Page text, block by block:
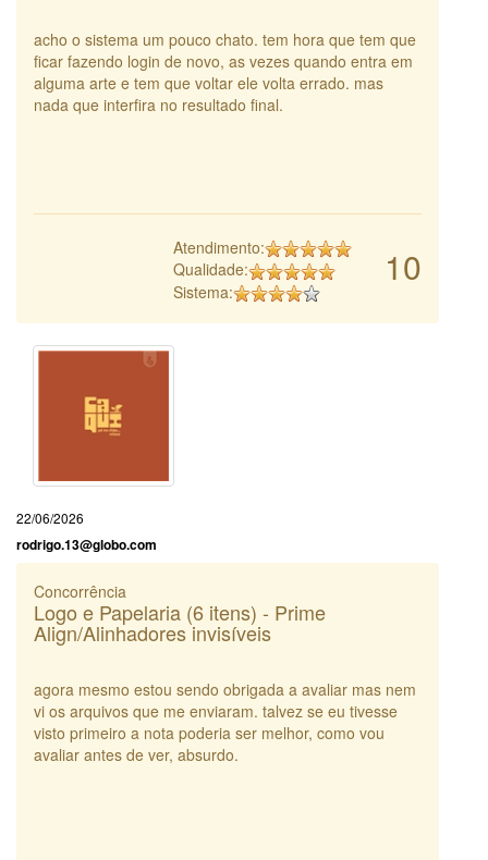
acho o sistema um pouco chato. tem hora que tem que
ficar fazendo login de novo, as vezes quando entra em
alguma arte e tem que voltar ele volta errado. mas
nada que interfira no resultado final.
10
Atendimento:
Qualidade:
Sistema:
22/06/2026
rodrigo.13@globo.com
Concorrência
Logo e Papelaria (6 itens) - Prime
Align/Alinhadores invisíveis
agora mesmo estou sendo obrigada a avaliar mas nem
vi os arquivos que me enviaram. talvez se eu tivesse
visto primeiro a nota poderia ser melhor, como vou
avaliar antes de ver, absurdo.